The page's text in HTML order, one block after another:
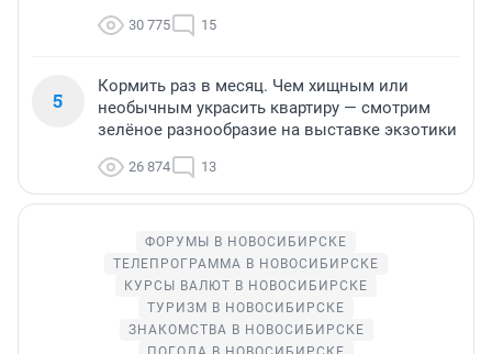
30 775 15
5
Кормить раз в месяц. Чем хищным или
необычным украсить квартиру — смотрим
зелёное разнообразие на выставке экзотики
26 874 13
ФОРУМЫ В НОВОСИБИРСКЕ
ТЕЛЕПРОГРАММА В НОВОСИБИРСКЕ
КУРСЫ ВАЛЮТ В НОВОСИБИРСКЕ
ТУРИЗМ В НОВОСИБИРСКЕ
ЗНАКОМСТВА В НОВОСИБИРСКЕ